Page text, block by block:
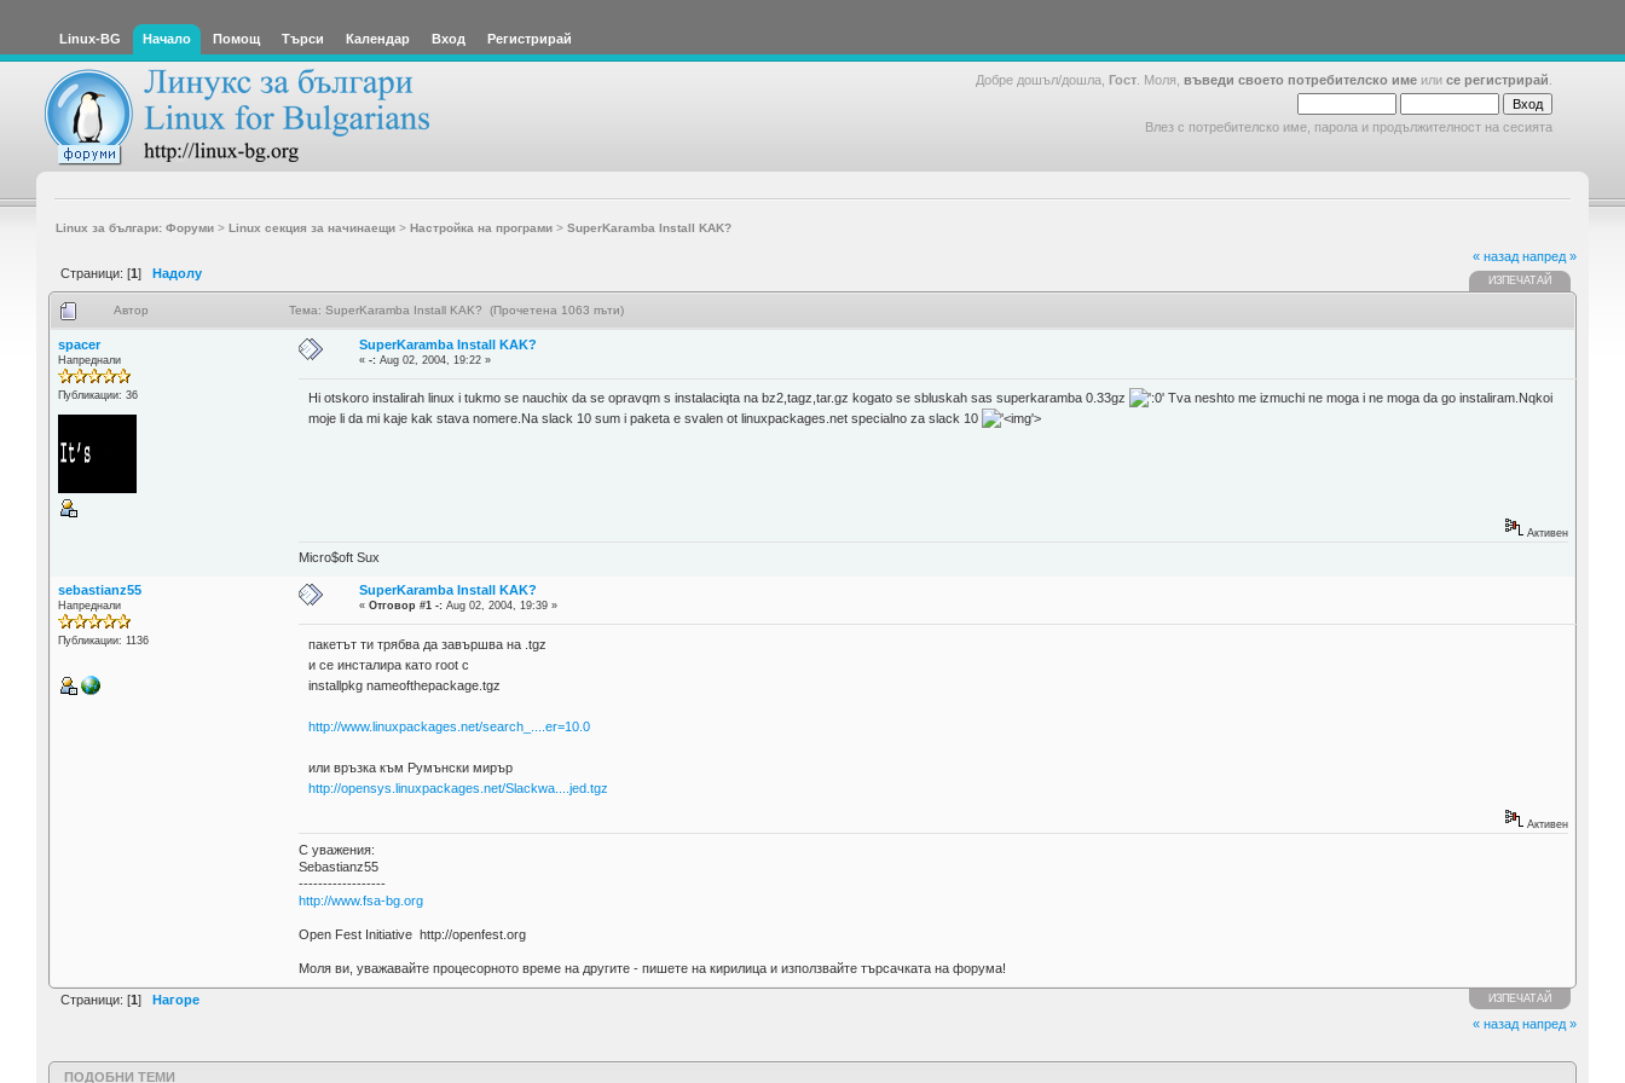
Linux-BG Начало Помощ Търси Календар Вход Регистрирай
Добре дошъл/дошла, Гост . Моля, въведи своето потребителско име или се регистрирай
Влез с потребителско име, парола и продължителност на сесията
Linux за българи: Форуми> Linux секция за начинаещи> Настройка на програми> SuperKaramba Install KAK?
Страници: [1] Надолу
« назад напред »
ИЗПЕЧАТАЙ
Автор Тема: SuperKaramba Install KAK? (Прочетена 1063 пъти)
spacer
Напреднали
Публикации: 36
SuperKaramba Install KAK?
«-: Aug 02, 2004, 19:22 »
Hi otskoro instalirah linux i tukmo se nauchix da se opravqm s instalaciqta na bz2,tagz,tar.gz kogato se sbluskah sas superkaramba 0.33gz
Tva neshto me izmuchi ne moga i ne moga da go instaliram.Nqkoi
moje li da mi kaje kak stava nomere.Na slack 10 sum i paketa e svalen ot linuxpackages.net specialno za slack 10
'>
Активен
Micro$oft Sux
sebastianz55
Напреднали
Публикации: 1136
SuperKaramba Install KAK?
«Отговор #1 -: Aug 02, 2004, 19:39 »
пакетът ти трябва да завършва на .tgz
и се инсталира като root с
installpkg nameofthepackage.tgz
http://www.linuxpackages.net/search_....er=10.0
или връзка към Румънски мирър
http://opensys.linuxpackages.net/Slackwa....jed.tgz
Активен
С уважения:
Sebastianz55
------------------
http://www.fsa-bg.org
Open Fest Initiative http://openfest.org
Моля ви, уважавайте процесорното време на другите - пишете на кирилица и използвайте търсачката на форума!
Страници: [1 ] Нагоре ИЗПЕЧАТАЙ
« назад напред »
ПОДОБНИ ТЕМИ